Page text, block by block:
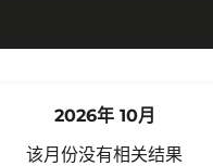
2026年 10月
该月份没有相关结果